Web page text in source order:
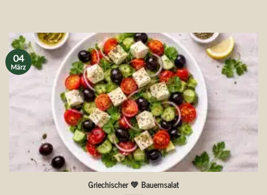
Griechischer 💚 Bauernsalat
04
März